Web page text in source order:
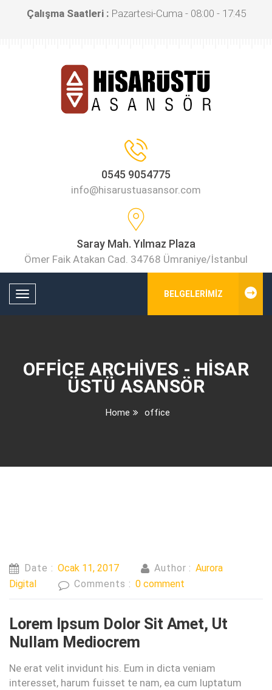
Çalışma Saatleri :Pazartesi-Cuma - 08:00 - 17:45
0545 9054775
info@hisarustuasansor.com
Saray Mah. Yılmaz Plaza
Ömer Faik Atakan Cad. 34768 Ümraniye/İstanbul
Toggle
BELGELERIMIZ
OFFICE ARCHIVES - HISAR
ÜSTÜ ASANSÖR
Home office
Date : Ocak 11, 2017 Author : Aurora
Digital
Comments : 0 comment
Lorem Ipsum Dolor Sit Amet, Ut
Nullam Mediocrem
Ne erat velit invidunt his. Eum in dicta veniam
interesset, harum fuisset te nam, ea cum luptatum